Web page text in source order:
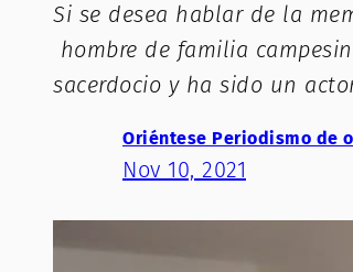
Si se desea hablar de la
hombre de familia
sacerdocio y ha sido un
Oriéntese Periodismo de
Nov 10, 2021